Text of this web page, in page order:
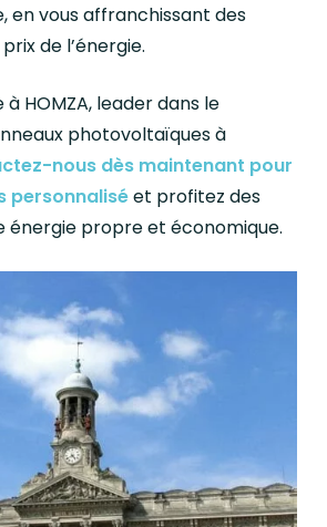
en vous affranchissant des
de l’énergie.
HOMZA, leader dans le
photovoltaïques à
nous dès maintenant pour
personnaliséet profitez des
énergie propre et économique.